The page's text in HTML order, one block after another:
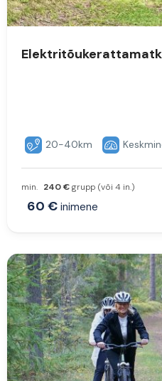
20-40km
min. 240 €grupp (või 4 in.)
60 € inimene